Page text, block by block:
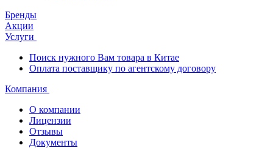
Бренды
Акции
Услуги
Поиск нужного Вам товара в Китае
Оплата поставщику по агентскому договору
Компания
О компании
Лицензии
Отзывы
Документы